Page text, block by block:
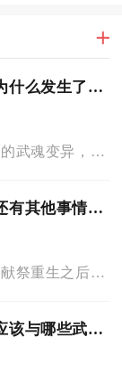
斗罗大陆大师武魂为什么发生了变异
斗罗大陆大师玉小刚的武魂变异，核心是蓝电霸王龙血脉传承中的先...
光遇走完暴风眼后还有其他事情可以做吗
走完暴风眼完成伊甸献祭重生之后，游戏并没有进入收尾阶段，反而...
率土之滨五星曹植应该与哪些武将一同上阵